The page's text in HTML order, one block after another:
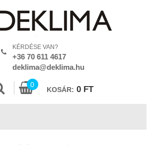
KÉRDÉSE VAN?
+36 70 611 4617
deklima@deklima.hu
0
KOSÁR: 0 FT